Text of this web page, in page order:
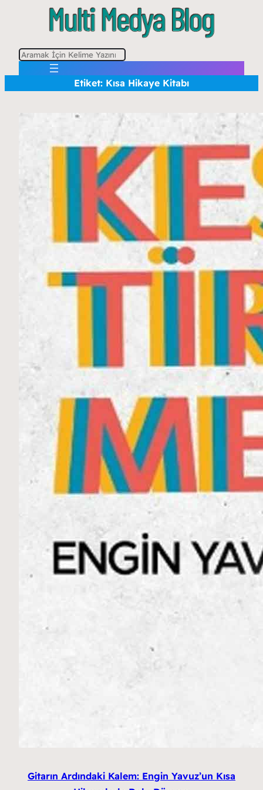
A
Etiket: Kısa Hikaye Kitabı
Gitarın Ardındaki Kalem: Engin Yavuz’un Kısa